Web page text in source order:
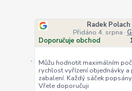
«
Radek Polach
Přidáno 4. srpna ·
Doporučuje obchod
Můžu hodnotit maximálním
rychlost vyřízení objednávky a
zabalení. Každý sáček
Vřele doporučuji